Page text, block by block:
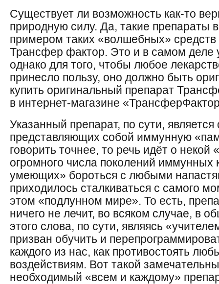
Существует ли возможность как-то
природную силу. Да, такие препараты
примером таких «волшебных» средств
Трансфер фактор. Это и в самом деле
однако для того, чтобы любое
принесло пользу, оно должно быть
купить оригинальный препарат
в интернет-магазине
Указанный препарат, по сути,
представляющих собой иммунную
говорить точнее, то речь идёт о некой
огромного числа поколений иммунных
умеющих» бороться с любыми
приходилось сталкиваться с самого
этом «подлунном мире». То есть,
ничего не лечит, во всяком случае, в
этого слова, по сути, являясь
призван обучить и
каждого из нас, как противостоять
воздействиям. Вот такой
необходимый «всем и каждому»